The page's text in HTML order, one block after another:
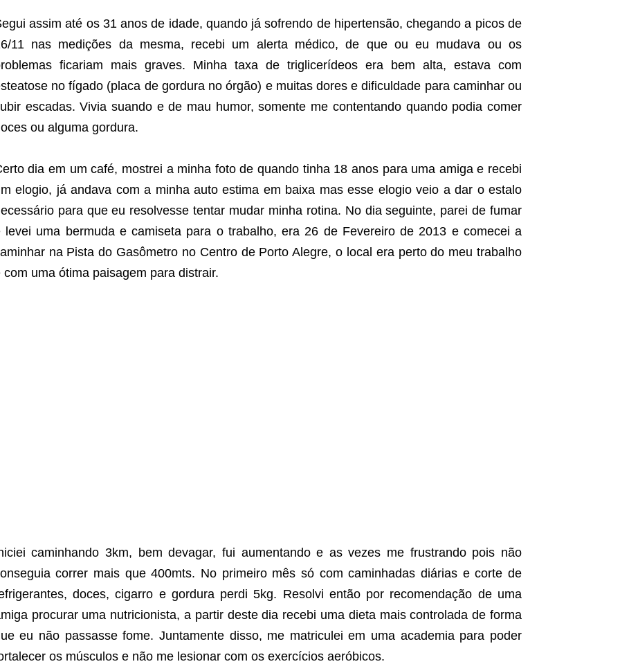
assim até os 31 anos de idade, quando já sofrendo de hipertensão, chegando a picos de
11 nas medições da mesma, recebi um alerta médico, de que ou eu mudava ou os
ficariam mais graves. Minha taxa de triglicerídeos era bem alta, estava com
no fígado (placa de gordura no órgão) e muitas dores e dificuldade para caminhar ou
escadas. Vivia suando e de mau humor, somente me contentando quando podia comer
ou alguma gordura.
dia em um café, mostrei a minha foto de quando tinha 18 anos para uma amiga e recebi
elogio, já andava com a minha auto estima em baixa mas esse elogio veio a dar o estalo
para que eu resolvesse tentar mudar minha rotina. No dia seguinte, parei de fumar
levei uma bermuda e camiseta para o trabalho, era 26 de Fevereiro de 2013 e comecei a
na Pista do Gasômetro no Centro de Porto Alegre, o local era perto do meu trabalho
com uma ótima paisagem para distrair.
caminhando 3km, bem devagar, fui aumentando e as vezes me frustrando pois não
correr mais que 400mts. No primeiro mês só com caminhadas diárias e corte de
doces, cigarro e gordura perdi 5kg. Resolvi então por recomendação de uma
procurar uma nutricionista, a partir deste dia recebi uma dieta mais controlada de forma
eu não passasse fome. Juntamente disso, me matriculei em uma academia para poder
os músculos e não me lesionar com os exercícios aeróbicos.